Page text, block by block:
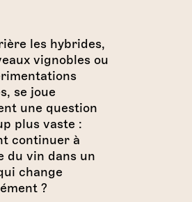
les hybrides,
vignobles ou
se joue
une question
plus vaste :
continuer à
du vin dans un
change
?